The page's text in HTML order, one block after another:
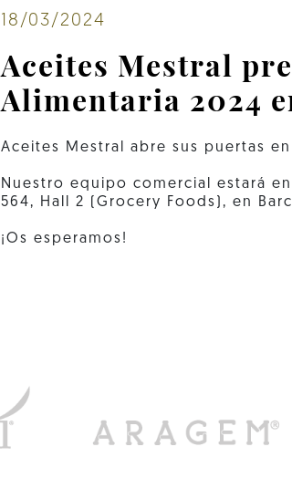
18/03/2024
Aceites Mestral
Alimentaria 2024
Aceites Mestral abre sus puertas
Nuestro equipo comercial estará
564, Hall 2 (Grocery Foods), en
¡Os esperamos!